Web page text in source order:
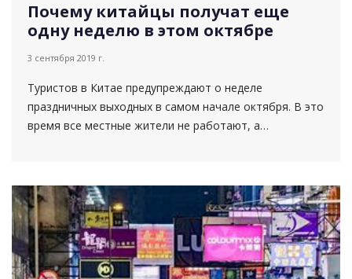
Почему китайцы получат еще
одну неделю в этом октябре
3 сентября 2019 г.
Туристов в Китае предупреждают о неделе
праздничных выходных в самом начале октября. В это
время все местные жители не работают, а